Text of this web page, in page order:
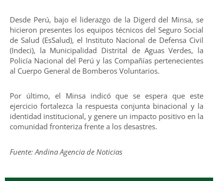
Desde Perú, bajo el liderazgo de la Digerd del Minsa, se
hicieron presentes los equipos técnicos del Seguro Social
de Salud (EsSalud), el Instituto Nacional de Defensa Civil
(Indeci), la Municipalidad Distrital de Aguas Verdes, la
Policía Nacional del Perú y las Compañías pertenecientes
al Cuerpo General de Bomberos Voluntarios.
Por último, el Minsa indicó que se espera que este
ejercicio fortalezca la respuesta conjunta binacional y la
identidad institucional, y genere un impacto positivo en la
comunidad fronteriza frente a los desastres.
Fuente: Andina Agencia de Noticias